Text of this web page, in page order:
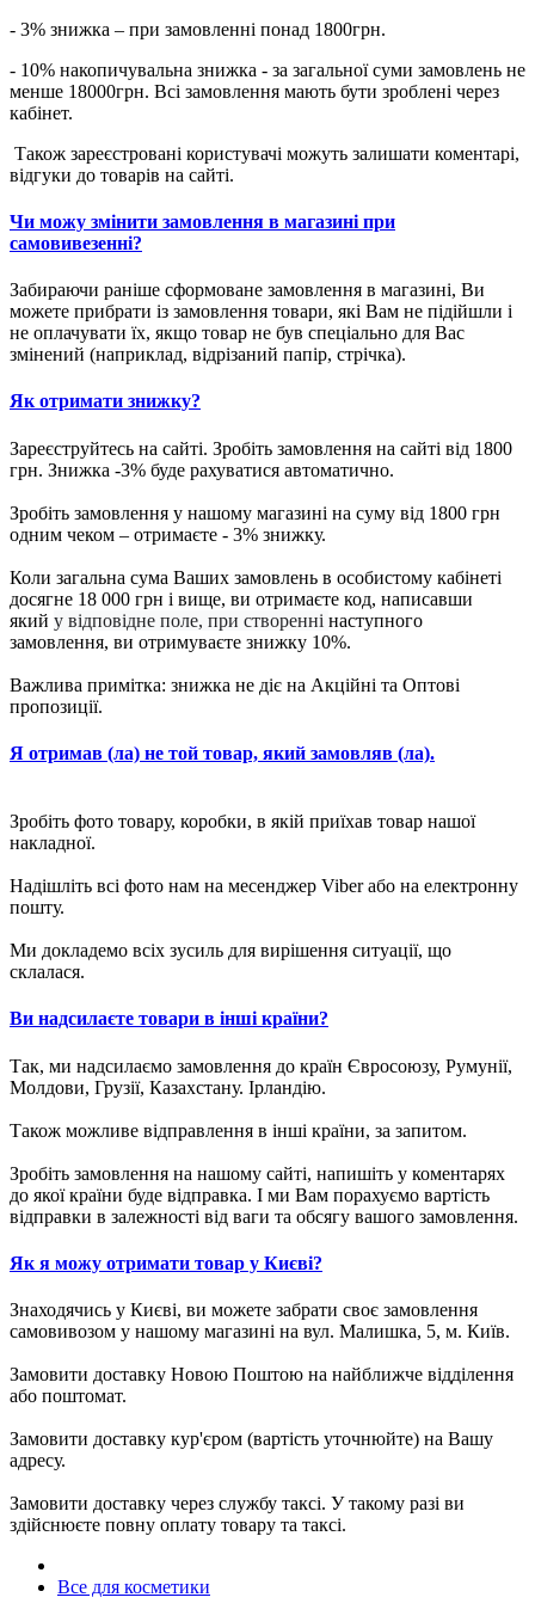
- 3% знижка – при замовленні понад 1800грн.
- 10% накопичувальна знижка - за загальної суми замовлень не
менше 18000грн. Всі замовлення мають бути зроблені через
кабінет.
Також зареєстровані користувачі можуть залишати коментарі,
відгуки до товарів на сайті.
Чи можу змінити замовлення в магазині при
самовивезенні?
Забираючи раніше сформоване замовлення в магазині, Ви
можете прибрати із замовлення товари, які Вам не підійшли і
не оплачувати їх, якщо товар не був спеціально для Вас
змінений (наприклад, відрізаний папір, стрічка).
Як отримати знижку?
Зареєструйтесь на сайті. Зробіть замовлення на сайті від 1800
грн. Знижка -3% буде рахуватися автоматично.
Зробіть замовлення у нашому магазині на суму від 1800 грн
одним чеком – отримаєте - 3% знижку.
Коли загальна сума Ваших замовлень в особистому кабінеті
досягне 18 000 грн і вище, ви отримаєте код, написавши
який у відповідне поле, при створенні наступного
замовлення, ви отримуваєте знижку 10%.
Важлива примітка: знижка не діє на Акційні та Оптові
пропозиції.
Я отримав (ла) не той товар, який замовляв (ла).
Зробіть фото товару, коробки, в якій приїхав товар нашої
накладної.
Надішліть всі фото нам на месенджер Viber або на електронну
пошту.
Ми докладемо всіх зусиль для вирішення ситуації, що
склалася.
Ви надсилаєте товари в інші країни?
Так, ми надсилаємо замовлення до країн Євросоюзу, Румунії,
Молдови, Грузії, Казахстану. Ірландію.
Також можливе відправлення в інші країни, за запитом.
Зробіть замовлення на нашому сайті, напишіть у коментарях
до якої країни буде відправка. І ми Вам порахуємо вартість
відправки в залежності від ваги та обсягу вашого замовлення.
Як я можу отримати товар у Києві?
Знаходячись у Києві, ви можете забрати своє замовлення
самовивозом у нашому магазині на вул. Малишка, 5, м. Київ.
Замовити доставку Новою Поштою на найближче відділення
або поштомат.
Замовити доставку кур'єром (вартість уточнюйте) на Вашу
адресу.
Замовити доставку через службу таксі. У такому разі ви
здійснюєте повну оплату товару та таксі.
Все для косметики